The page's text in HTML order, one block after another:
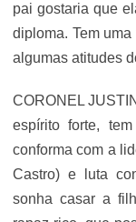
pai gostaria que
diploma. Tem
algumas atitudes
CORONEL
espírito forte,
conforma com a
Castro) e luta
sonha casar a